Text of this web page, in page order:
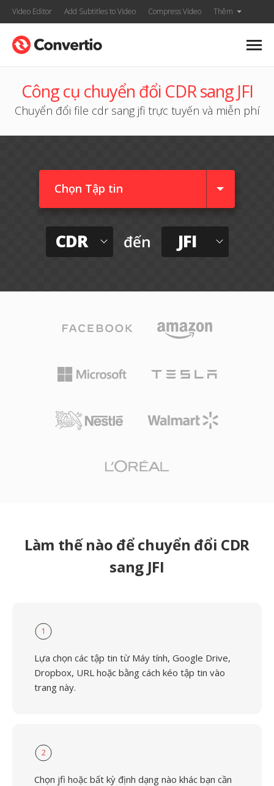
Video Editor Add Subtitles to Video Compress Video Thêm
Công cụ chuyển đổi CDR sang JFI
Chuyển đổi file cdr sang jfi trực tuyến và miễn phí
Chọn Tập tin
CDR đến JFI
Làm thế nào để chuyển đổi CDR
sang JFI
1
Lựa chọn các tập tin từ Máy tính, Google Drive,
Dropbox, URL hoặc bằng cách kéo tập tin vào
trang này.
2
Chọn jfi hoặc bất kỳ định dạng nào khác bạn cần